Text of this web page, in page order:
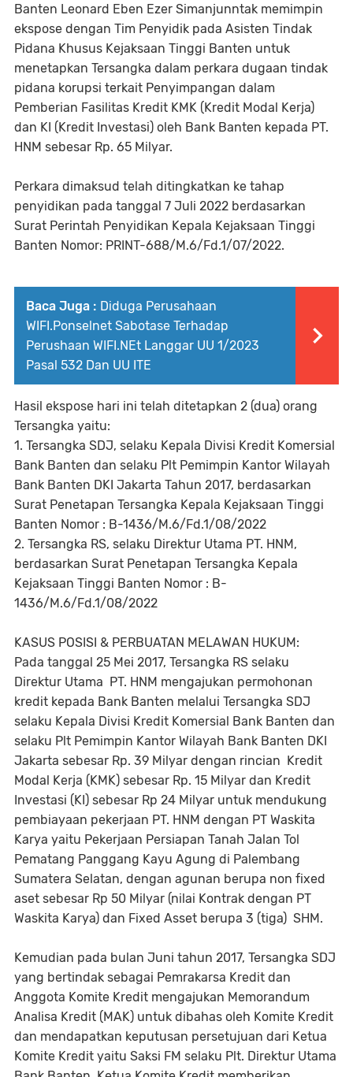
Banten Leonard Eben Ezer Simanjunntak memimpin
ekspose dengan Tim Penyidik pada Asisten Tindak
Pidana Khusus Kejaksaan Tinggi Banten untuk
menetapkan Tersangka dalam perkara dugaan tindak
pidana korupsi terkait Penyimpangan dalam
Pemberian Fasilitas Kredit KMK (Kredit Modal Kerja)
dan KI (Kredit Investasi) oleh Bank Banten kepada PT.
HNM sebesar Rp. 65 Milyar.
Perkara dimaksud telah ditingkatkan ke tahap
penyidikan pada tanggal 7 Juli 2022 berdasarkan
Surat Perintah Penyidikan Kepala Kejaksaan Tinggi
Banten Nomor: PRINT-688/M.6/Fd.1/07/2022.
Baca Juga : Diduga Perusahaan
WIFI.Ponselnet Sabotase Terhadap
Perushaan WIFI.NEt Langgar UU 1/2023
Pasal 532 Dan UU ITE
Hasil ekspose hari ini telah ditetapkan 2 (dua) orang
Tersangka yaitu:
1. Tersangka SDJ, selaku Kepala Divisi Kredit Komersial
Bank Banten dan selaku Plt Pemimpin Kantor Wilayah
Bank Banten DKI Jakarta Tahun 2017, berdasarkan
Surat Penetapan Tersangka Kepala Kejaksaan Tinggi
Banten Nomor : B-1436/M.6/Fd.1/08/2022
2. Tersangka RS, selaku Direktur Utama PT. HNM,
berdasarkan Surat Penetapan Tersangka Kepala
Kejaksaan Tinggi Banten Nomor : B-
1436/M.6/Fd.1/08/2022
KASUS POSISI & PERBUATAN MELAWAN HUKUM:
Pada tanggal 25 Mei 2017, Tersangka RS selaku
Direktur Utama PT. HNM mengajukan permohonan
kredit kepada Bank Banten melalui Tersangka SDJ
selaku Kepala Divisi Kredit Komersial Bank Banten dan
selaku Plt Pemimpin Kantor Wilayah Bank Banten DKI
Jakarta sebesar Rp. 39 Milyar dengan rincian Kredit
Modal Kerja (KMK) sebesar Rp. 15 Milyar dan Kredit
Investasi (KI) sebesar Rp 24 Milyar untuk mendukung
pembiayaan pekerjaan PT. HNM dengan PT Waskita
Karya yaitu Pekerjaan Persiapan Tanah Jalan Tol
Pematang Panggang Kayu Agung di Palembang
Sumatera Selatan, dengan agunan berupa non fixed
aset sebesar Rp 50 Milyar (nilai Kontrak dengan PT
Waskita Karya) dan Fixed Asset berupa 3 (tiga) SHM.
Kemudian pada bulan Juni tahun 2017, Tersangka SDJ
yang bertindak sebagai Pemrakarsa Kredit dan
Anggota Komite Kredit mengajukan Memorandum
Analisa Kredit (MAK) untuk dibahas oleh Komite Kredit
dan mendapatkan keputusan persetujuan dari Ketua
Komite Kredit yaitu Saksi FM selaku Plt. Direktur Utama